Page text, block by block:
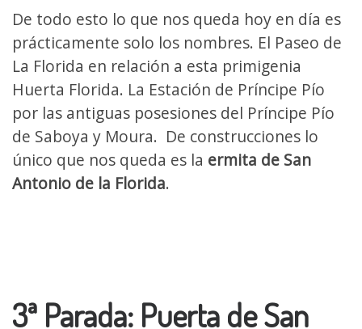
De todo esto lo que nos queda hoy en día es
prácticamente solo los nombres. El Paseo de
La Florida en relación a esta primigenia
Huerta Florida. La Estación de Príncipe Pío
por las antiguas posesiones del Príncipe Pío
de Saboya y Moura. De construcciones lo
único que nos queda es la ermita de San
Antonio de la Florida.
3ª Parada: Puerta de San